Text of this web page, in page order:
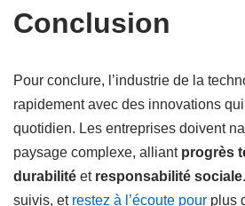
Conclusion
Pour conclure, l’industrie de la
rapidement avec des innovations
quotidien. Les entreprises doivent
paysage complexe, alliant progrès
durabilité et responsabilité sociale
suivis, et restez à l’écoute pour plus